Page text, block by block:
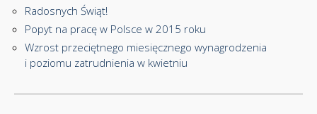
Radosnych Świąt!
Popyt na pracę w Polsce w 2015 roku
Wzrost przeciętnego miesięcznego wynagrodzenia
i poziomu zatrudnienia w kwietniu